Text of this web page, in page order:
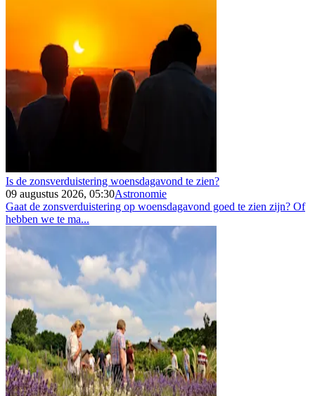
Is de zonsverduistering woensdagavond te zien?
09 augustus 2026, 05:30Astronomie
Gaat de zonsverduistering op woensdagavond goed te zien zijn? Of
hebben we te ma...